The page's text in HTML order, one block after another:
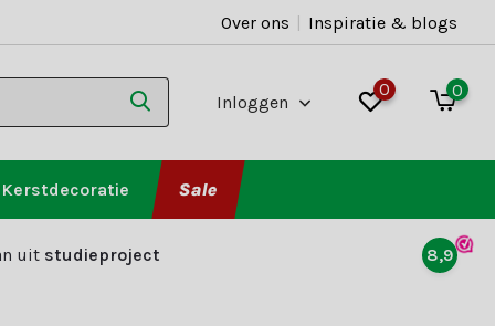
Over ons | Inspiratie & blogs
Inloggen
0 0
Kerstdecoratie Sale
uit studieproject 8,9